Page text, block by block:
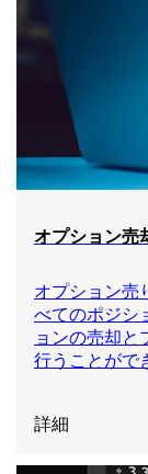
オプション売
オプション売
べてのポジシ
ョンの売却と
行うことがで
詳細